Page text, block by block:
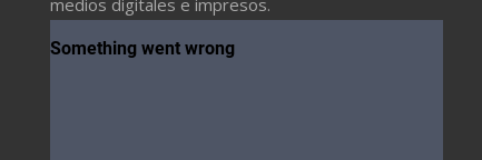
medios digitales e impresos.